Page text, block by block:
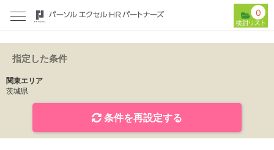
0
指定した条件
関東エリア
茨城県
条件を再設定する